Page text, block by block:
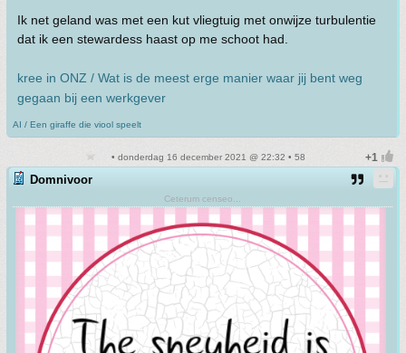
Ik net geland was met een kut vliegtuig met onwijze turbulentie
dat ik een stewardess haast op me schoot had.
kree in ONZ / Wat is de meest erge manier waar jij bent weg
gegaan bij een werkgever
AI / Een giraffe die viool speelt
• donderdag 16 december 2021 @ 22:32 • 58
Domnivoor
Ceterum censeo...